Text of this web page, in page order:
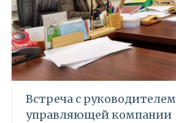
Встреча с руководителем
управляющей компании